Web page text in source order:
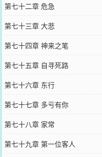
第七十二章 危急
第七十三章 大悲
第七十四章 神来之笔
第七十五章 自寻死路
第七十六章 东行
第七十七章 多亏有你
第七十八章 家常
第七十九章 第一位客人